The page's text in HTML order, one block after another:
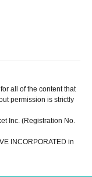
all of the content that
permission is strictly
Inc. (Registration No.
INCORPORATED in